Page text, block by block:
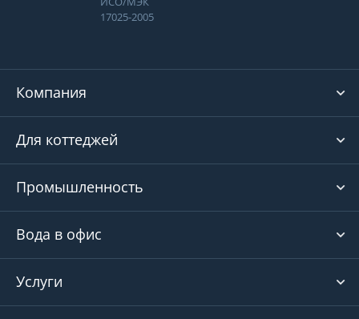
17025-2005
Компания
Для коттеджей
Промышленность
Вода в офис
Услуги